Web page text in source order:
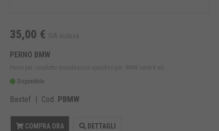
35,00 € IVA inclusa
PERNO BMW
Perno per cavalletto monobraccio specifico per: BMW serie K ed ...
Disponibile
Bastef | Cod. PBMW
COMPRA ORA DETTAGLI